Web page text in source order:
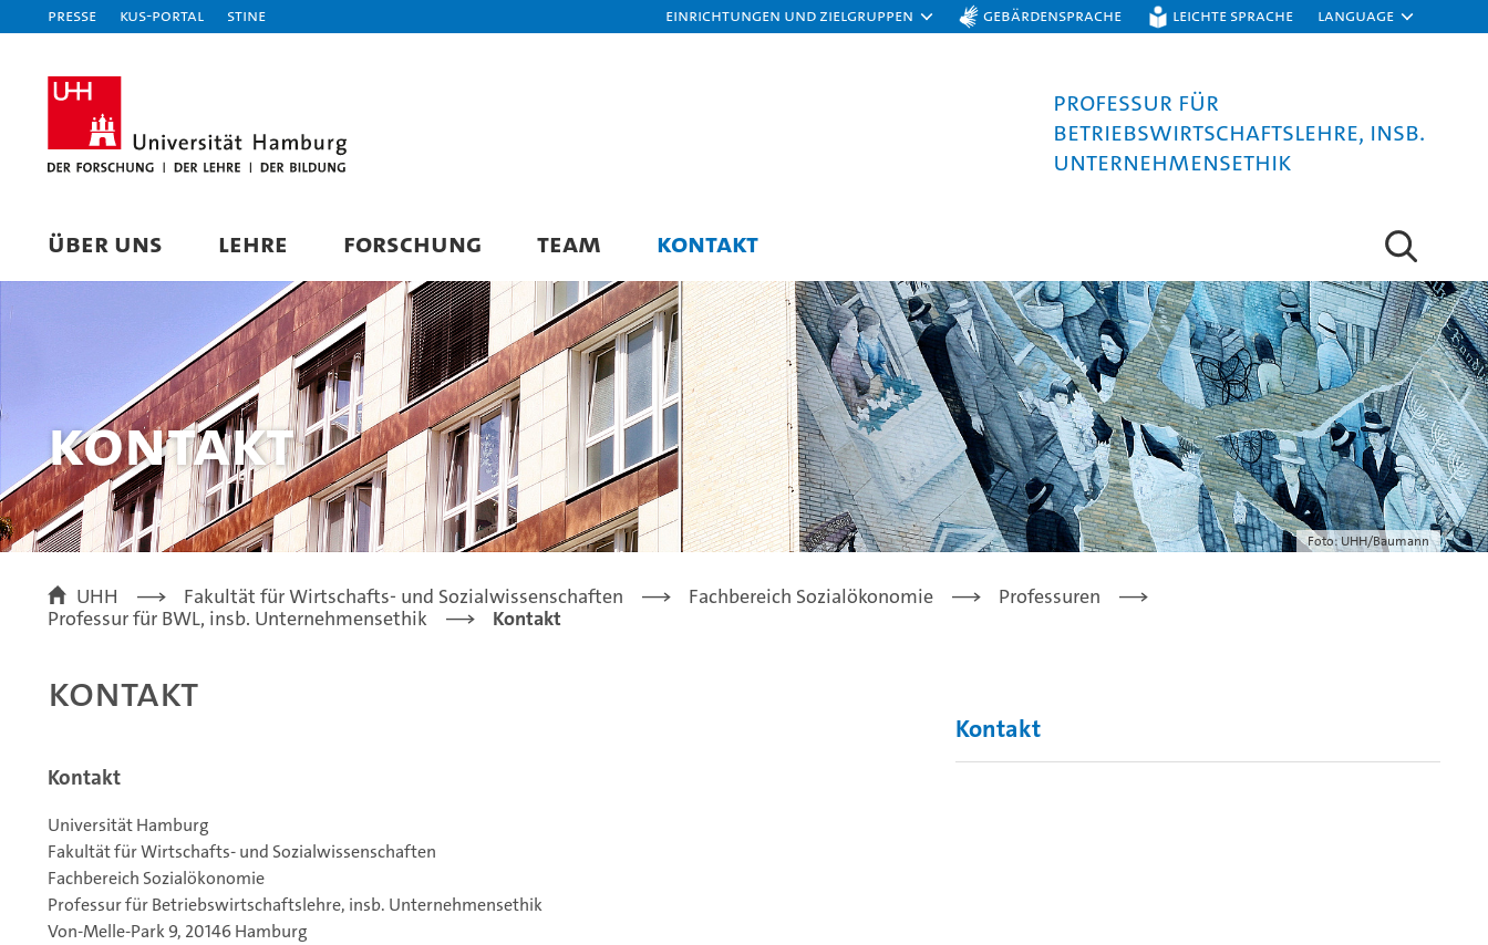
Presse KUS-Portal STiNE Einrichtungen und Zielgruppen Gebärdensprache Leichte Sprache Language
Professur für
Betriebswirtschaftslehre, insb.
Unternehmensethik
ÜBER UNS LEHRE FORSCHUNG TEAM KONTAKT
Foto: UHH/Baumann
Kontakt
UHH Fakultät für Wirtschafts- und Sozialwissenschaften Fachbereich Sozialökonomie
Professuren
Professur für BWL, insb. Unternehmensethik
Kontakt
Kontakt
Kontakt
Universität Hamburg
Fakultät für Wirtschafts- und Sozialwissenschaften
Fachbereich Sozialökonomie
Professur für Betriebswirtschaftslehre, insb. Unternehmensethik
Von-Melle-Park 9, 20146 Hamburg
Kontakt